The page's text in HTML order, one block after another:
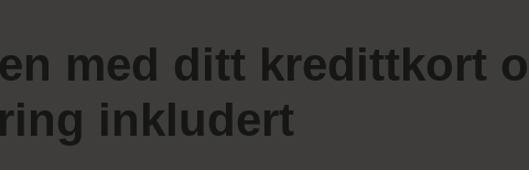
med ditt kredittkort
inkludert